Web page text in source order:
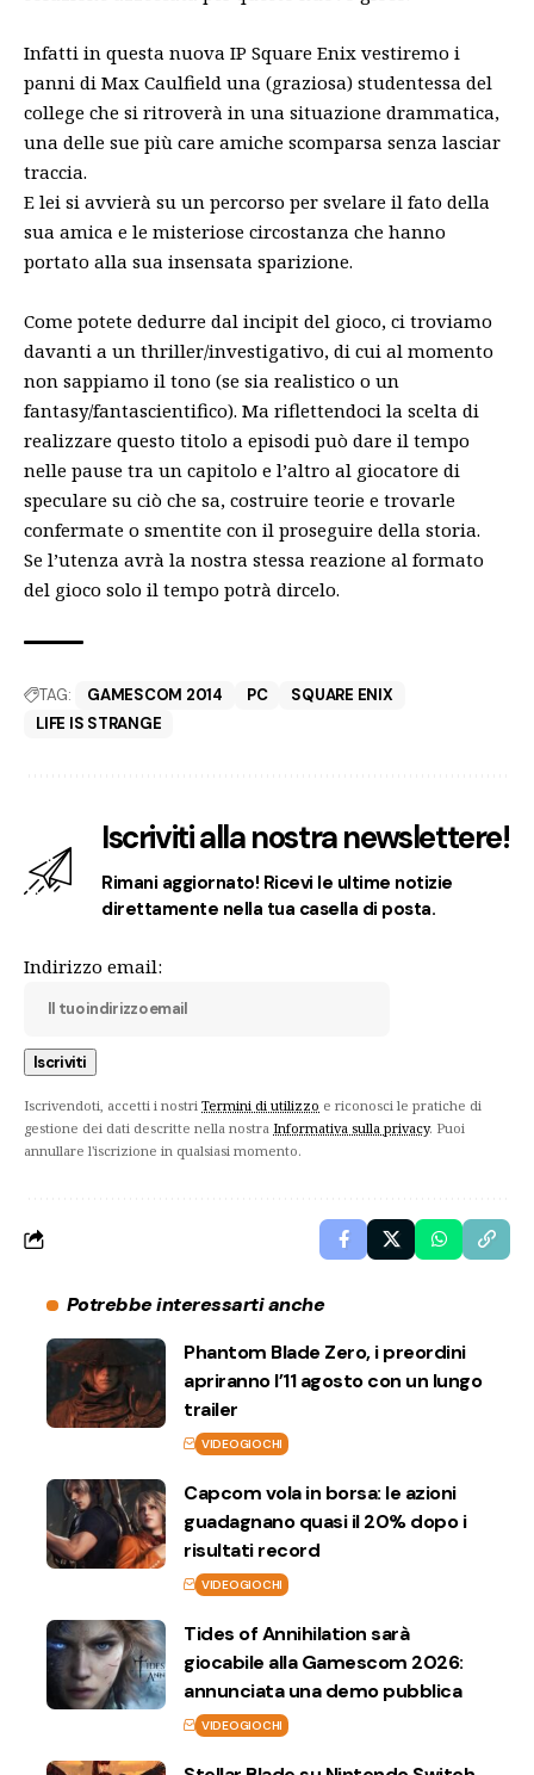
Infatti in questa nuova IP Square Enix vestiremo i
panni di Max Caulfield una (graziosa) studentessa del
college che si ritroverà in una situazione drammatica,
una delle sue più care amiche scomparsa senza lasciar
traccia.
E lei si avvierà su un percorso per svelare il fato della
sua amica e le misteriose circostanza che hanno
portato alla sua insensata sparizione.
Come potete dedurre dal incipit del gioco, ci troviamo
davanti a un thriller/investigativo, di cui al momento
non sappiamo il tono (se sia realistico o un
fantasy/fantascientifico). Ma riflettendoci la scelta di
realizzare questo titolo a episodi può dare il tempo
nelle pause tra un capitolo e l’altro al giocatore di
speculare su ciò che sa, costruire teorie e trovarle
confermate o smentite con il proseguire della storia.
Se l’utenza avrà la nostra stessa reazione al formato
del gioco solo il tempo potrà dircelo.
TAG: GAMESCOM 2014 PC
SQUARE ENIX
LIFE IS STRANGE
Iscriviti alla nostra newslettere!
Rimani aggiornato! Ricevi le ultime notizie
direttamente nella tua casella di posta.
Indirizzo email:
Iscrivendoti, accetti i nostri Termini di utilizzo e riconosci le pratiche di
gestione dei dati descritte nella nostra Informativa sulla privacy. Puoi
annullare l'iscrizione in qualsiasi momento.
Potrebbe interessarti anche
Phantom Blade Zero, i preordini
apriranno l’11 agosto con un lungo
trailer
VIDEOGIOCHI
Capcom vola in borsa: le azioni
guadagnano quasi il 20% dopo i
risultati record
VIDEOGIOCHI
Tides of Annihilation sarà
giocabile alla Gamescom 2026:
annunciata una demo pubblica
VIDEOGIOCHI